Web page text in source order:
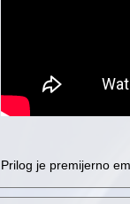
Prilog je premijerno